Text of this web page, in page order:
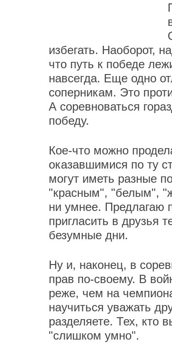
избегать. Наоборот,
что путь к победе
навсегда. Еще одно
соперникам. Это
А соревноваться
победу.
Кое-что можно
оказавшимися по ту
могут иметь разные
"красным", "белым",
ни умнее. Предлагаю
пригласить в друзья
безумные дни.
Ну и, наконец, в
прав по-своему. В
реже, чем на
научиться уважать
разделяете. Тех, кто
"слишком умно".